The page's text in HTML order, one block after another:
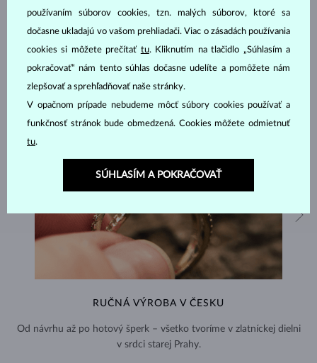
ŠPERKY ZATELIÉRU KLENOTA
RUČNÁ VÝROBA V ČESKU
Od návrhu až po hotový šperk – všetko tvoríme v zlatníckej dielni
v srdci starej Prahy.
používaním súborov cookies, tzn. malých súborov, ktoré sa
dočasne ukladajú vo vašom prehliadači. Viac o zásadách používania
cookies si môžete prečítať tu. Kliknutím na tlačidlo „Súhlasím a
pokračovať“ nám tento súhlas dočasne udelíte a pomôžete nám
zlepšovať a sprehľadňovať naše stránky.
V opačnom prípade nebudeme môcť súbory cookies používať a
funkčnosť stránok bude obmedzená. Cookies môžete odmietnuť
tu.
SÚHLASÍM A POKRAČOVAŤ